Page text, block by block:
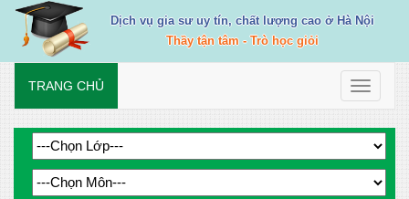
Dịch vụ gia sư uy tín, chất lượng cao ở Hà Nội
Thầy tận tâm - Trò học giỏi
Toggle
TRANG CHỦ